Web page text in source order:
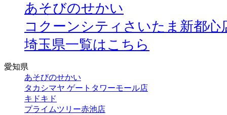
あそびのせかい
コクーンシティさいたま新都心
埼玉県一覧はこちら
愛知県
あそびのせかい
タカシマヤ ゲートタワーモール店
キドキド
プライムツリー赤池店